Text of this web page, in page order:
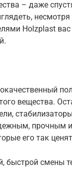
– даже
Holzplast вас
вещества.
прочным
его так
быстрой смены